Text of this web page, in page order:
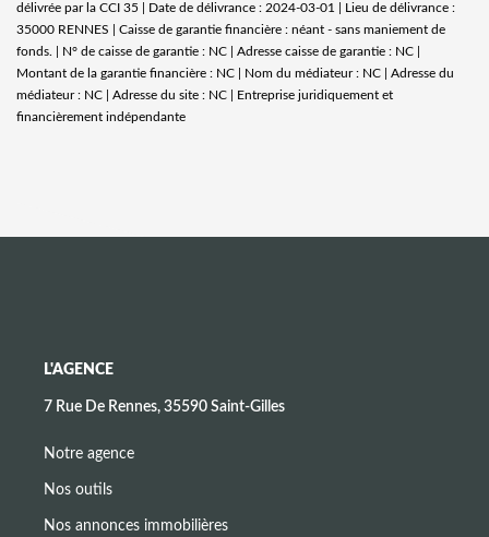
délivrée par la CCI 35 | Date de délivrance : 2024-03-01 | Lieu de délivrance :
35000 RENNES | Caisse de garantie financière : néant - sans maniement de
fonds. | N° de caisse de garantie : NC | Adresse caisse de garantie : NC |
Montant de la garantie financière : NC | Nom du médiateur : NC | Adresse du
médiateur : NC | Adresse du site : NC | Entreprise juridiquement et
financièrement indépendante
L'AGENCE
7 Rue De Rennes, 35590 Saint-Gilles
Notre agence
Nos outils
Nos annonces immobilières